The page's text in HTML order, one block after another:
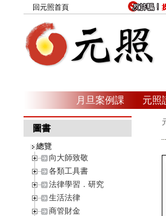
回元照首頁
月旦案例課 元照
圖書
總覽
向大師致敬
各類工具書
法律學習．研究
生活法律
商管財金